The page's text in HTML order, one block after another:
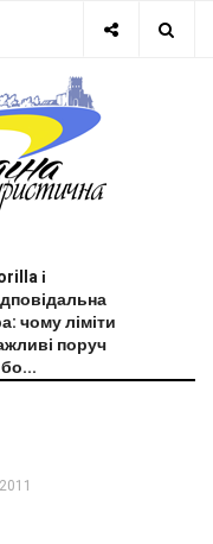
і
чому ліміти
поруч
бо...